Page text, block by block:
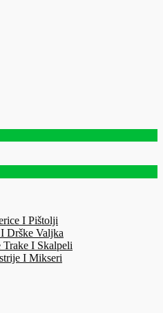
I Pištolji
Drške Valjka
Trake I Skalpeli
I Mikseri